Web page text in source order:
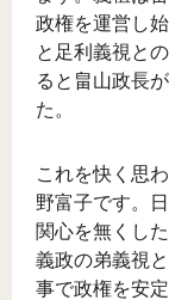
政権を運営し
と足利義視と
ると畠山政長
た。
これを快く思
野富子です。
関心を無くし
義政の弟義視
事で政権を安